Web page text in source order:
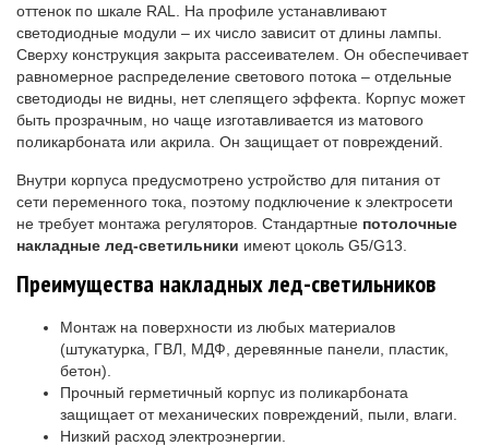
оттенок по шкале RAL. На профиле устанавливают
светодиодные модули – их число зависит от длины лампы.
Сверху конструкция закрыта рассеивателем. Он обеспечивает
равномерное распределение светового потока – отдельные
светодиоды не видны, нет слепящего эффекта. Корпус может
быть прозрачным, но чаще изготавливается из матового
поликарбоната или акрила. Он защищает от повреждений.
Внутри корпуса предусмотрено устройство для питания от
сети переменного тока, поэтому подключение к электросети
не требует монтажа регуляторов. Стандартные потолочные
накладные лед-светильники имеют цоколь G5/G13.
Преимущества накладных лед-светильников
Монтаж на поверхности из любых материалов
(штукатурка, ГВЛ, МДФ, деревянные панели, пластик,
бетон).
Прочный герметичный корпус из поликарбоната
защищает от механических повреждений, пыли, влаги.
Низкий расход электроэнергии.